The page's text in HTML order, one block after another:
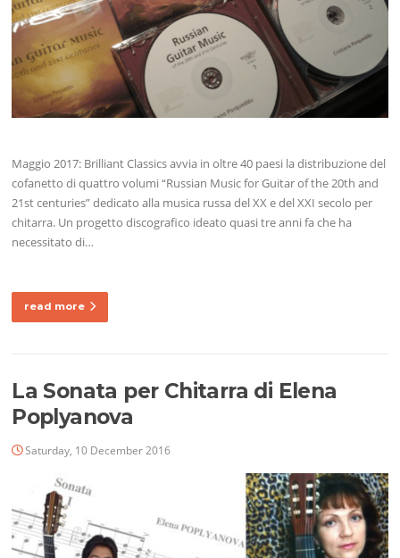
Maggio 2017: Brilliant Classics avvia in oltre 40 paesi la distribuzione del
cofanetto di quattro volumi “Russian Music for Guitar of the 20th and
21st centuries” dedicato alla musica russa del XX e del XXI secolo per
chitarra. Un progetto discografico ideato quasi tre anni fa che ha
necessitato di…
read more
La Sonata per Chitarra di Elena
Poplyanova
Saturday, 10 December 2016